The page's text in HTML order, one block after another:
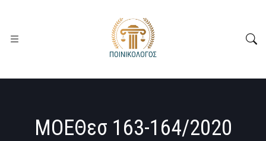
ΜΟΕΘεσ 163-164/2020